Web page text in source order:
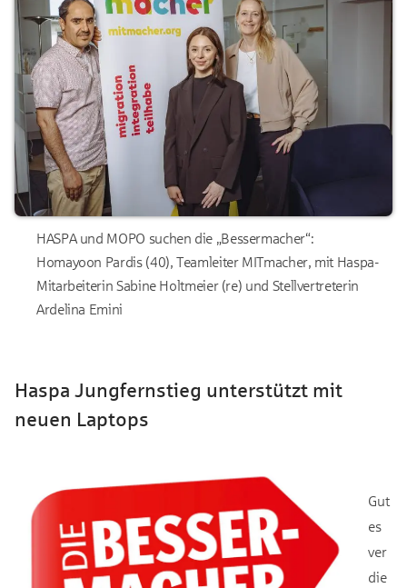
HASPA und MOPO suchen die „Bessermacher“:
Homayoon Pardis (40), Teamleiter MITmacher, mit Haspa-
Mitarbeiterin Sabine Holtmeier (re) und Stellvertreterin
Ardelina Emini
Haspa Jungfernstieg unterstützt mit
neuen Laptops
Gut
es
ver
die